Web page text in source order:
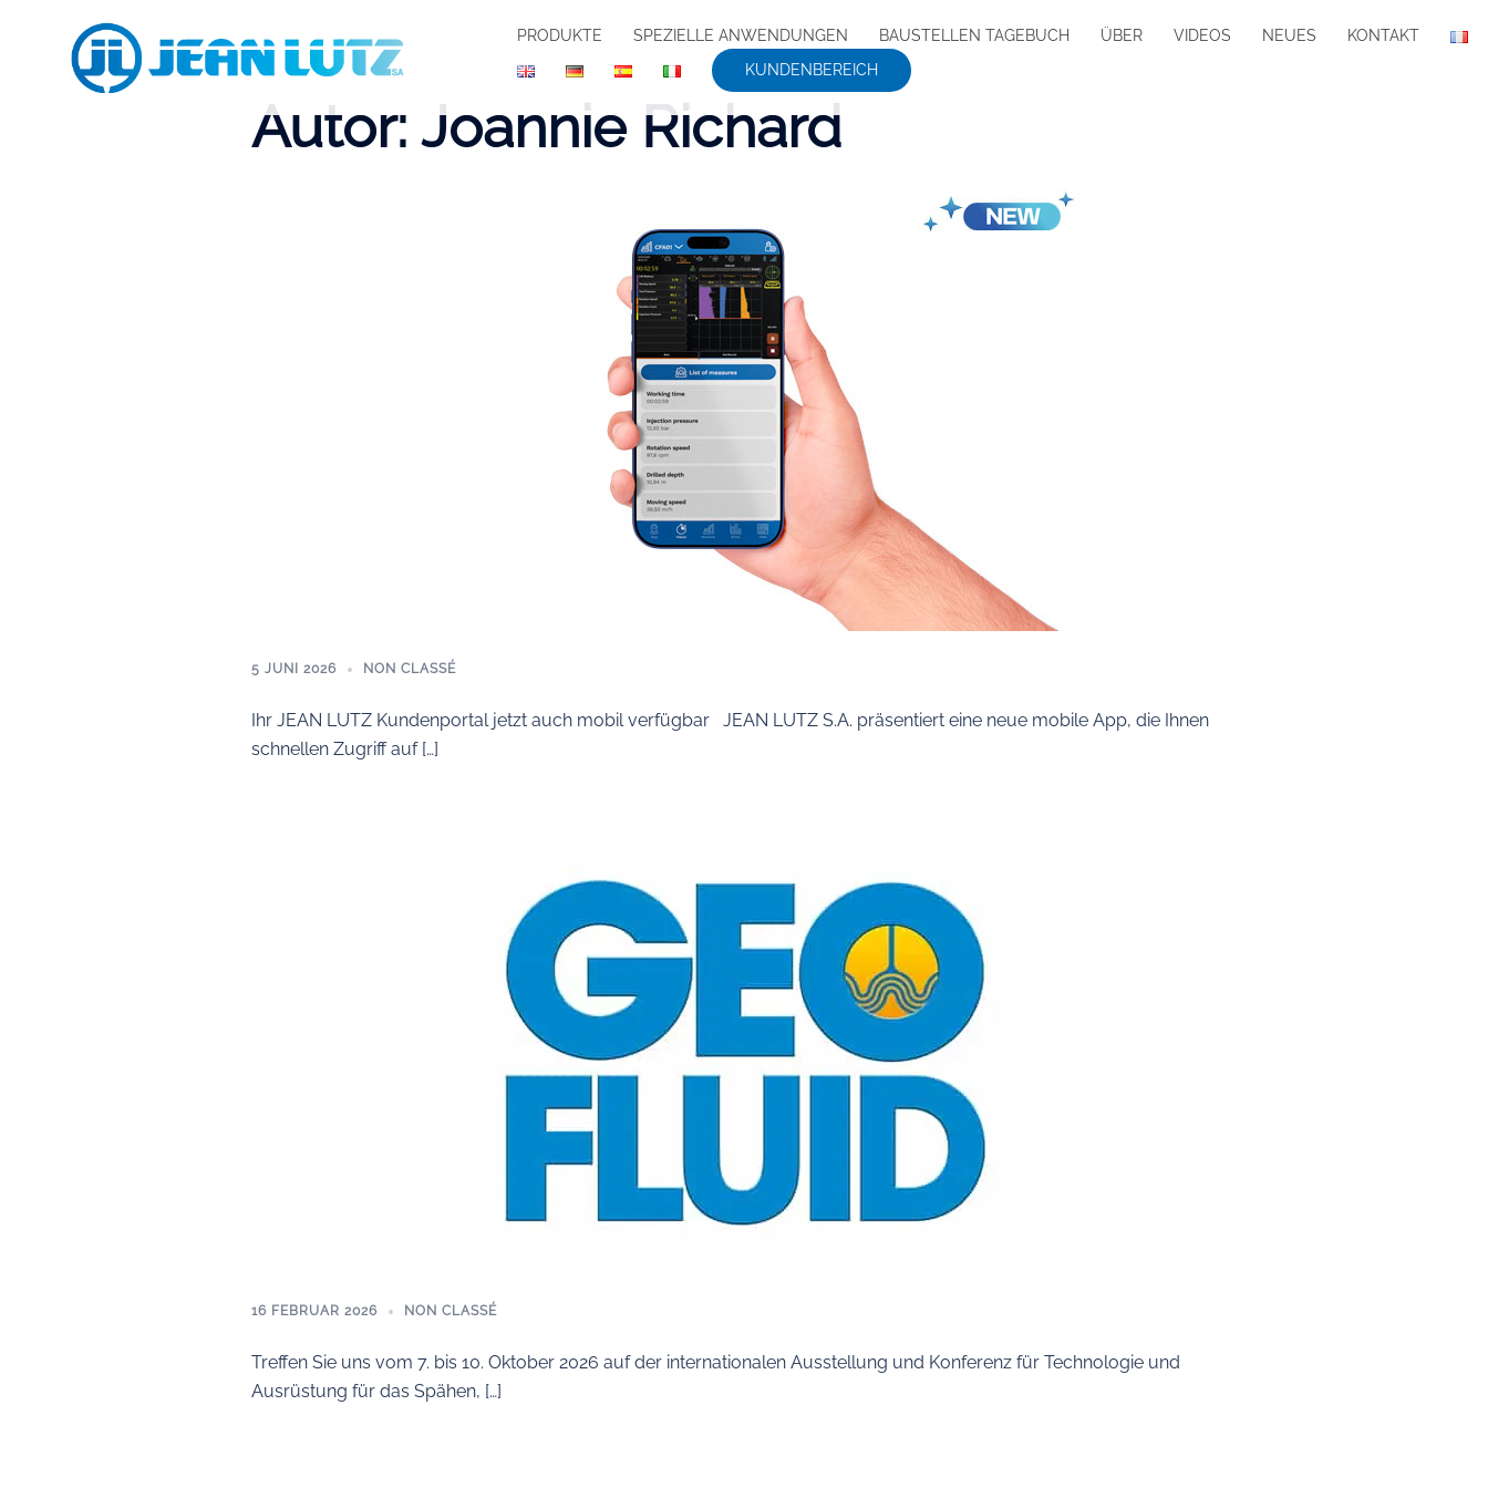
PRODUKTE SPEZIELLE ANWENDUNGEN BAUSTELLEN TAGEBUCH ÜBER VIDEOS NEUES
KONTAKT
KUNDENBEREICH
Autor: Joannie Richard
5 JUNI 2026 NON CLASSÉ
Ihr JEAN LUTZ Kundenportal jetzt auch mobil verfügbar JEAN LUTZ S.A. präsentiert eine neue mobile App, die Ihnen
schnellen Zugriff auf […]
16 FEBRUAR 2026 NON CLASSÉ
Treffen Sie uns vom 7. bis 10. Oktober 2026 auf der internationalen Ausstellung und Konferenz für Technologie und
Ausrüstung für das Spähen, […]